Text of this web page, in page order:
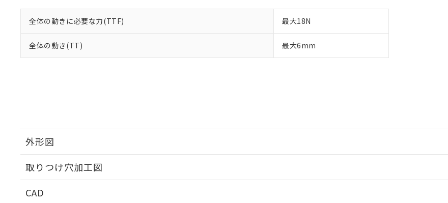
全体の動きに必要な力(TTF) 最大18N
全体の動き(TT) 最大6mm
外形図
取りつけ穴加工図
CAD